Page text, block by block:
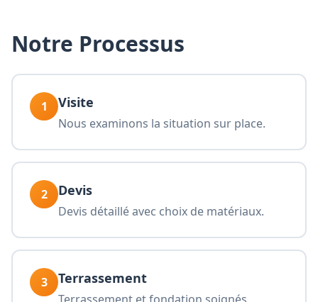
Notre Processus
1 Visite
Nous examinons la situation sur place.
2 Devis
Devis détaillé avec choix de matériaux.
3 Terrassement